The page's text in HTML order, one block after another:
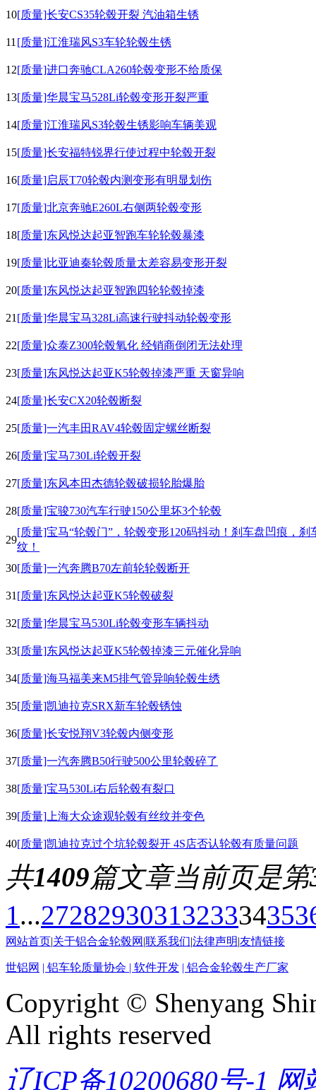
10[质量]长安CS35轮毂开裂 汽油箱生锈
11[质量]江淮瑞风S3车轮轮毂生锈
12[质量]进口奔驰CLA260轮毂变形不给质保
13[质量]华晨宝马528Li轮毂变形开裂严重
14[质量]江淮瑞风S3轮毂生锈影响车辆美观
15[质量]长安福特锐界行使过程中轮毂开裂
16[质量]启辰T70轮毂内测变形有明显划伤
17[质量]北京奔驰E260L右侧两轮毂变形
18[质量]东风悦达起亚智跑车轮轮毂暴漆
19[质量]比亚迪秦轮毂质量太差容易变形开裂
20[质量]东风悦达起亚智跑四轮轮毂掉漆
21[质量]华晨宝马328Li高速行驶抖动轮毂变形
22[质量]众泰Z300轮毂氧化 经销商倒闭无法处理
23[质量]东风悦达起亚K5轮毂掉漆严重 天窗异响
24[质量]长安CX20轮毂断裂
25[质量]一汽丰田RAV4轮毂固定螺丝断裂
26[质量]宝马730Li轮毂开裂
27[质量]东风本田杰德轮毂破损轮胎爆胎
28[质量]宝骏730汽车行驶150公里坏3个轮毂
29
[质量]宝马“轮毂门”，轮毂变形120码抖动！刹车盘凹痕，刹
纹！
30[质量]一汽奔腾B70左前轮轮毂断开
31[质量]东风悦达起亚K5轮毂破裂
32[质量]华晨宝马530Li轮毂变形车辆抖动
33[质量]东风悦达起亚K5轮毂掉漆三元催化异响
34[质量]海马福美来M5排气管异响轮毂生绣
35[质量]凯迪拉克SRX新车轮毂锈蚀
36[质量]长安悦翔V3轮毂内侧变形
37[质量]一汽奔腾B50行驶500公里轮毂碎了
38[质量]宝马530Li右后轮毂有裂口
39[质量]上海大众途观轮毂有丝纹并变色
40[质量]凯迪拉克过个坑轮毂裂开 4S店否认轮毂有质量问题
共1409篇文章当前页是第
1...272829303132333435
网站首页|关于铝合金轮毂网 |联系我们|法律声明|友情链接
世铝网 | 铝车轮质量协会 | 软件开发 | 铝合金轮毂生产厂家
Copyright © Shenyang
All rights reserved
辽ICP备10200680号-1 网